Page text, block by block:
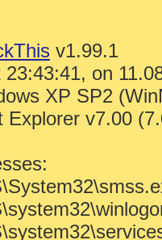
v1.99.1
on
XP SP2
Explorer v7.00